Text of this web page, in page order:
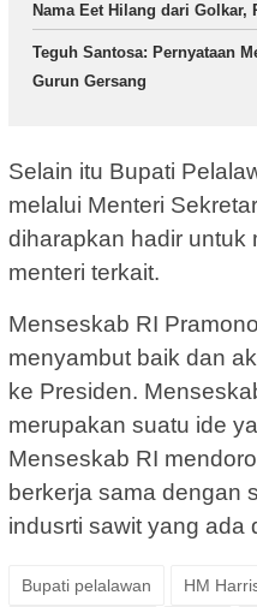
Nama Eet Hilang dari
Teguh Santosa: Pernyataan
Gurun Gersang
Selain itu Bupati
melalui Menteri
diharapkan hadir untuk
menteri terkait.
Menseskab RI
menyambut baik dan
ke Presiden.
merupakan suatu ide
Menseskab RI
berkerja sama dengan
indusrti sawit yang ada
Bupati pelalawan HM